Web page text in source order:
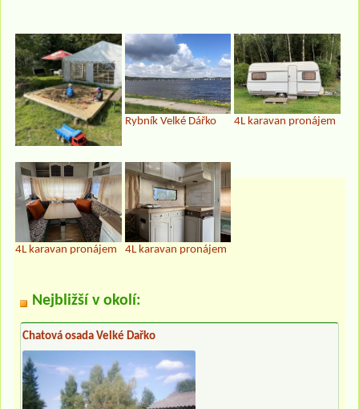
Rybník Velké Dářko 4L karavan pronájem
4L karavan pronájem 4L karavan pronájem
Nejbližší v okolí:
Chatová osada Velké Dařko